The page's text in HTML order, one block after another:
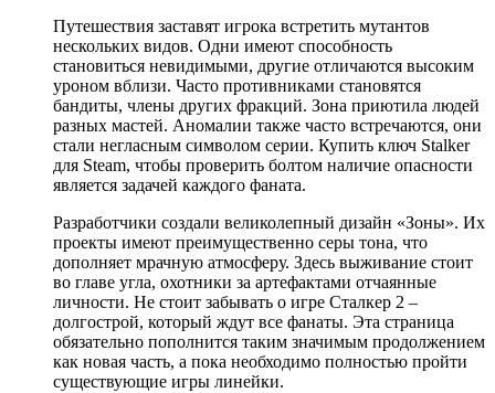
Путешествия заставят игрока встретить мутантов
нескольких видов. Одни имеют способность
становиться невидимыми, другие отличаются высоким
уроном вблизи. Часто противниками становятся
бандиты, члены других фракций. Зона приютила людей
разных мастей. Аномалии также часто встречаются, они
стали негласным символом серии. Купить ключ Stalker
для Steam, чтобы проверить болтом наличие опасности
является задачей каждого фаната.
Разработчики создали великолепный дизайн «Зоны». Их
проекты имеют преимущественно серы тона, что
дополняет мрачную атмосферу. Здесь выживание стоит
во главе угла, охотники за артефактами отчаянные
личности. Не стоит забывать о игре Сталкер 2 –
долгострой, который ждут все фанаты. Эта страница
обязательно пополнится таким значимым продолжением
как новая часть, а пока необходимо полностью пройти
существующие игры линейки.